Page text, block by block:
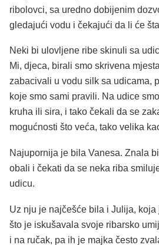
ribolovci, sa uredno dobijenim
gledajući vodu i čekajući da li će
Neki bi ulovljene ribe skinuli sa
Mi, djeca, birali smo skrivena
zabacivali u vodu silk sa udicama,
koje smo sami pravili. Na udice
kruha ili sira, i tako čekali da se
mogućnosti što veća, tako velika
Najupornija je bila Vanesa. Znala
obali i čekati da se neka riba
udicu.
Uz nju je najčešće bila i Julija,
što je iskušavala svoje ribarsko
i na ručak, pa ih je majka često